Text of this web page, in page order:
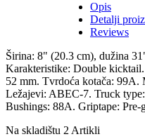
Opis
Detalji
Reviews
Širina: 8" (20.3 cm), dužina
Karakteristike: Double
52 mm. Tvrdoća kotača: 99A.
Ležajevi: ABEC-7. Truck
Bushings: 88A. Griptape: Pre-
Na skladištu 2 Artikli